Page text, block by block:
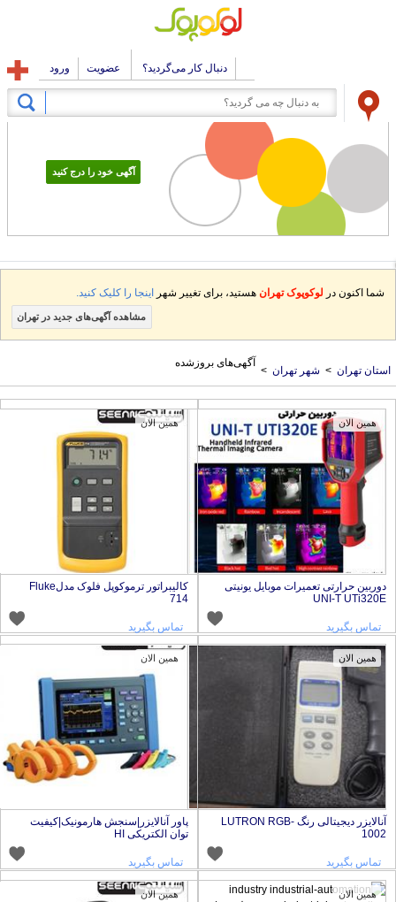
دنبال کار می‌گردید؟ عضویت ورود
آگهی خود را درج کنید
شما اکنون درلوکوپوک تهرانهستید، برای تغییر شهراینجا را کلیک کنید.
مشاهده آگهی‌های جدید در تهران
تهران > شهر تهران >
آگهی‌های بروزشده
همین الان
حرارتی تعمیرات موبایل یونیتی
UNI-T
تماس بگیرید
همین الان
کالیبراتور ترموکوپل فلوک مدلFluke
714
تماس بگیرید
همین الان
آنالایزر دیجیتالی رنگ LUTRON RGB-
تماس بگیرید
همین الان
پاور آنالایزر|سنجش هارمونیک|کیفیت
توان الکتریکی HI
تماس بگیرید
همین الان همین الان